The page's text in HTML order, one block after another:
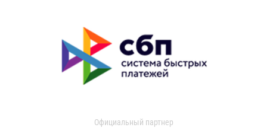
Официальный партнер